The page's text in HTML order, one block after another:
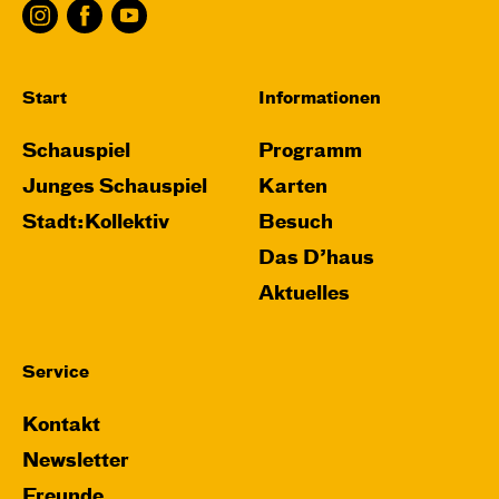
Start
Schauspiel
Junges Schauspiel
Stadt:Kollektiv
Informationen
Programm
Karten
Besuch
Das D’haus
Aktuelles
Service
Kontakt
Newsletter